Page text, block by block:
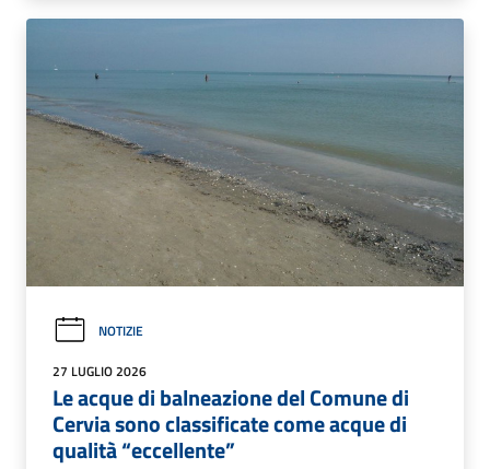
NOTIZIE
27 LUGLIO 2026
Le acque di balneazione del Comune di
Cervia sono classificate come acque di
qualità “eccellente”